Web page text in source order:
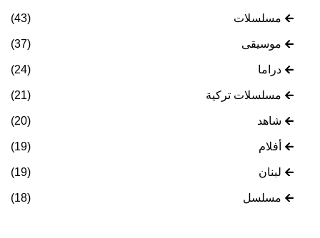
مسلسلات (43)
موسيقى (37)
دراما (24)
مسلسلات تركية (21)
شاهد (20)
أفلام (19)
لبنان (19)
مسلسل (18)